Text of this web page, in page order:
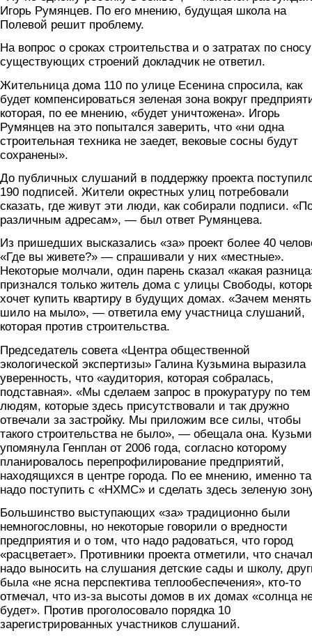
Игорь Румянцев. По его мнению, будущая школа на
Полевой решит проблему.
На вопрос о сроках строительства и о затратах по сносу
существующих строений докладчик не ответил.
Жительница дома 110 по улице Есенина спросила, как
будет компенсироваться зеленая зона вокруг
которая, по ее мнению, «будет уничтожена». Игорь
Румянцев на это попытался заверить, что «ни одна
строительная техника не заедет, вековые сосны будут
сохранены».
До публичных слушаний в поддержку проекта
190 подписей. Жители окрестных улиц потребовали
сказать, где живут эти люди, как собирали подписи.
различным адресам», — был ответ Румянцева.
Из пришедших высказались «за» проект более 40
«Где вы живете?» — спрашивали у них «местные».
Некоторые молчали, один парень сказал «какая
признался только житель дома с улицы Свободы,
хочет купить квартиру в будущих домах. «Зачем менять
шило на мыло», — ответила ему участница слушаний,
которая против строительства.
Председатель совета «Центра общественной
экологической экспертизы» Галина Кузьмина выразила
уверенность, что «аудитория, которая собралась,
подставная». «Мы сделаем запрос в прокуратуру по тем
людям, которые здесь присутствовали и так дружно
отвечали за застройку. Мы приложим все силы, чтобы
такого строительства не было», — обещала она.
упомянула Генплан от 2006 года, согласно которому
планировалось перепрофилирование предприятий,
находящихся в центре города. По ее мнению, именно
надо поступить с «НХМС» и сделать здесь зеленую
Большинство выступающих «за» традиционно были
немногословны, но некоторые говорили о вредности
предприятия и о том, что надо радоваться, что город
«расцветает». Противники проекта отметили, что
надо выносить на слушания детские сады и школу,
была «не ясна перспектива теплообеспечения», кто-то
отмечал, что из-за высоты домов в их домах «солнца
будет». Против проголосовало порядка 10
зарегистрированных участников слушаний.